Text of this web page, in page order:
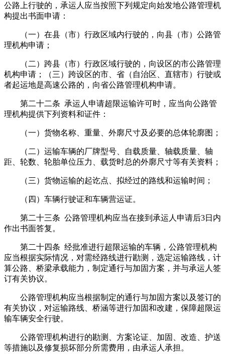
公路上行驶的，承运人应当按照下列规定向始发地公路管理机
构提出书面申请：
（一）在县（市）行政区域内行驶的，向县（市）公路管
理机构申请；
（二）跨县（市）行政区域行驶的，向设区的市公路管理
机构申请；（三）跨设区的市、省（自治区、直辖市）行驶或
者起运地是高速公路的，向省公路管理机构申请。
第二十二条 承运人申请超限运输许可时，应当向公路管
理机构提供下列资料和证件：
（一）货物名称、重量、外廓尺寸及必要的总体轮廓图；
（二）运输车辆的厂牌型号、自载质量、轴载质量、轴
距、轮数、轮胎单位压力、载货时总的外廓尺寸等有关资料；
（三）货物运输的起讫点、拟经过的路线和运输时间；
（四）车辆行驶证和车辆营运证。
第二十三条 公路管理机构应当在接到承运人申请后3日内
作出书面答复。
第二十四条 经批准进行超限运输的车辆，公路管理机构
应当根据实际情况，对需经路线进行勘测，选定运输路线，计
算公路、桥梁承载能力，制定通行与加固方案，并与承运人签
订有关协议。
公路管理机构应当根据制定的通行与加固方案以及签订的
有关协议，对运输路线、桥涵等进行加固和改建，保障超限运
输车辆安全行驶。
公路管理机构进行的勘测、方案论证、加固、改造、护送
等措施以及修复损坏部分所需费用，由承运人承担。